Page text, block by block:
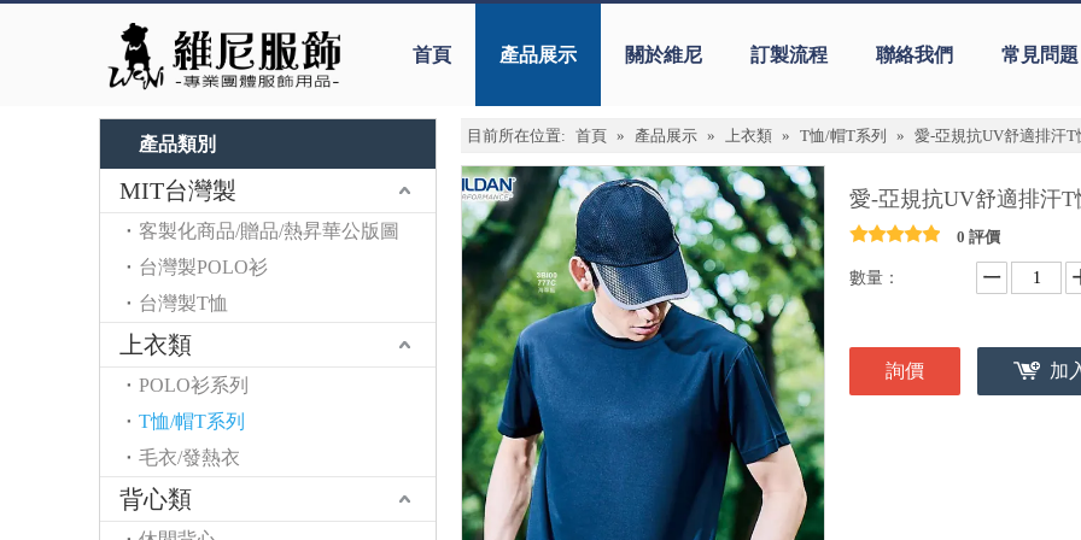
首頁 產品展示 關於維尼 訂製流程 聯絡我們 常見問題
產品類別
MIT台灣製
客製化商品/贈品/熱昇華公版圖
台灣製POLO衫
台灣製T恤
上衣類
POLO衫系列
T恤/帽T系列
毛衣/發熱衣
背心類
目前所在位置: 首頁 » 產品展示 » 上衣類 » T恤/帽T系列 » 愛-亞規抗UV舒適排汗T
愛-亞規抗UV舒適排汗T
0 評價
數量：
詢價 加